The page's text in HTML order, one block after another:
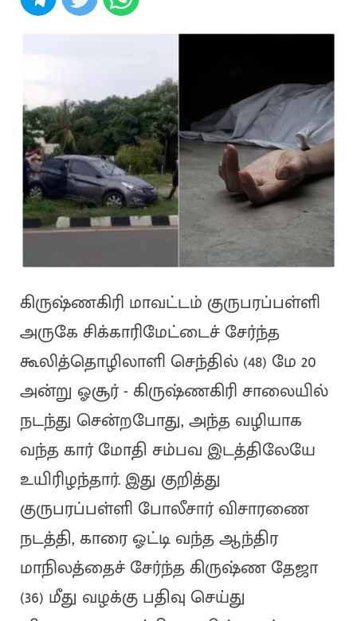
கிருஷ்ணகிரி மாவட்டம் குருபரப்பள்ளி
அருகே சிக்காரிமேட்டைச் சேர்ந்த
கூலித்தொழிலாளி செந்தில் (48) மே 20
அன்று ஓசூர் - கிருஷ்ணகிரி சாலையில்
நடந்து சென்றபோது, அந்த வழியாக
வந்த கார் மோதி சம்பவ இடத்திலேயே
உயிரிழந்தார். இது குறித்து
குருபரப்பள்ளி போலீசார் விசாரணை
நடத்தி, காரை ஓட்டி வந்த ஆந்திர
மாநிலத்தைச் சேர்ந்த கிருஷ்ண தேஜா
(36) மீது வழக்கு பதிவு செய்து